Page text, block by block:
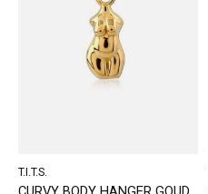
T.I.T.S.